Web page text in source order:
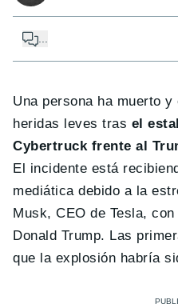
...
Una persona ha muerto
heridas leves tras el
Cybertruck frente al
El incidente está
mediática debido a la
Musk, CEO de Tesla,
Donald Trump. Las
que la explosión habría